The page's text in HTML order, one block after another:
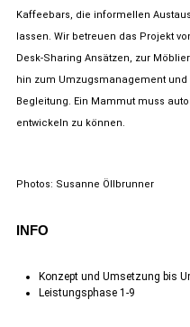
Kaffeebars, die informellen
lassen. Wir betreuen das Projekt
Desk-Sharing Ansätzen, zur
hin zum Umzugsmanagement
Begleitung. Ein Mammut muss
entwickeln zu können.
Photos: Susanne Öllbrunner
INFO
Konzept und Umsetzung bis
Leistungsphase 1-9